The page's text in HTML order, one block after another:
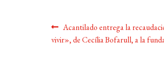
Navegación
de
Anterior:
Acantilado entrega la
vivir», de Cecília Bofarull, a la